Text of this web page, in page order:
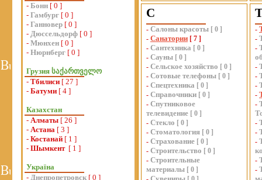
- Бонн [ 0 ]
- Гамбург [ 0 ]
- Ганновер [ 0 ]
- Дюссельдорф [ 0 ]
- Мюнхен [ 0 ]
- Нюрнберг [ 0 ]
Грузия საქართველო
- Тбилиси [ 27 ]
- Батуми [ 4 ]
Казахстан
- Алматы [ 26 ]
- Астана [ 3 ]
- Костанай [ 1 ]
- Шымкент [ 1 ]
Україна
- Днепропетровск [ 0 ]
С
- Салоны красоты [ 0 ]
- Санатории [ 7 ]
- Сантехника [ 0 ]
- Сауны [ 0 ]
- Сельское хозяйство [ 0 ]
- Сотовые телефоны [ 0 ]
- Спецтехника [ 0 ]
- Справочники [ 0 ]
- Спутниковое
телевидение [ 0 ]
- Стекло [ 0 ]
- Стоматология [ 0 ]
- Страхование [ 0 ]
- Строительство [ 0 ]
- Строительные
материалы [ 0 ]
-
-
-
-
-
-
-
-
-
-
-
-
-